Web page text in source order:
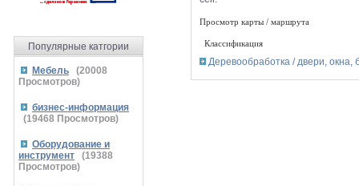
Популярные катгории
Мебель (20008
Просмотров)
бизнес-информация
(19468 Просмотров)
Оборудование и
инструмент
(19388
Просмотров)
Просмотр карты / маршрута
Классификация
Деревообработка / двери, окна,